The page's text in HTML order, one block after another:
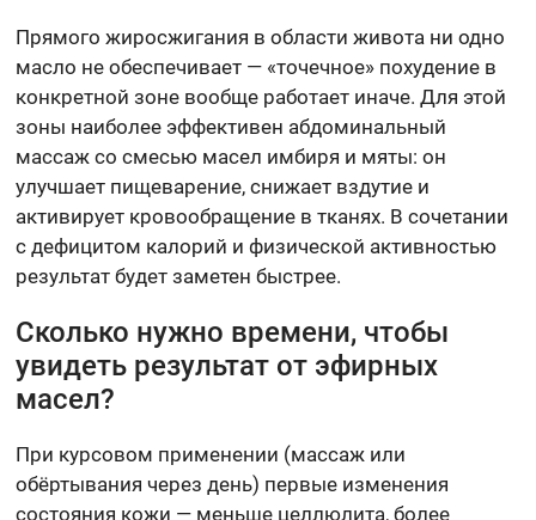
Прямого жиросжигания в области живота ни одно
масло не обеспечивает — «точечное» похудение в
конкретной зоне вообще работает иначе. Для этой
зоны наиболее эффективен абдоминальный
массаж со смесью масел имбиря и мяты: он
улучшает пищеварение, снижает вздутие и
активирует кровообращение в тканях. В сочетании
с дефицитом калорий и физической активностью
результат будет заметен быстрее.
Сколько нужно времени, чтобы
увидеть результат от эфирных
масел?
При курсовом применении (массаж или
обёртывания через день) первые изменения
состояния кожи — меньше целлюлита, более